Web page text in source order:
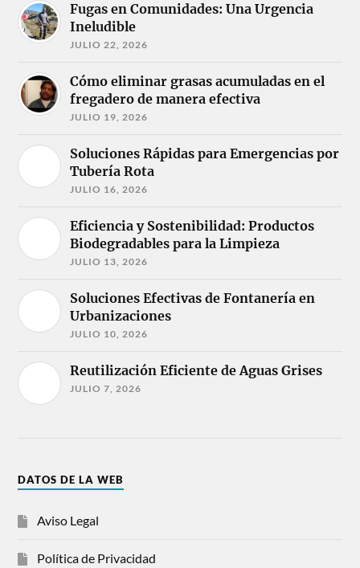
Fugas en Comunidades: Una Urgencia
Ineludible
JULIO 22, 2026
Cómo eliminar grasas acumuladas en el
fregadero de manera efectiva
JULIO 19, 2026
Soluciones Rápidas para Emergencias por
Tubería Rota
JULIO 16, 2026
Eficiencia y Sostenibilidad: Productos
Biodegradables para la Limpieza
JULIO 13, 2026
Soluciones Efectivas de Fontanería en
Urbanizaciones
JULIO 10, 2026
Reutilización Eficiente de Aguas Grises
JULIO 7, 2026
DATOS DE LA WEB
Aviso Legal
Política de Privacidad